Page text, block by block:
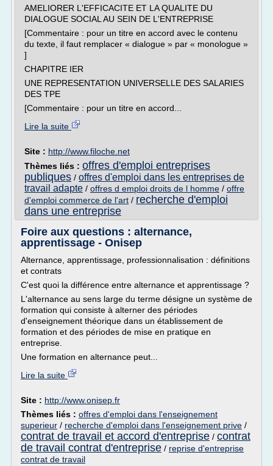
AMELIORER L'EFFICACITE ET LA QUALITE DU
DIALOGUE SOCIAL AU SEIN DE L'ENTREPRISE
[Commentaire : pour un titre en accord avec le contenu
du texte, il faut remplacer « dialogue » par « monologue »
]
CHAPITRE IER
UNE REPRESENTATION UNIVERSELLE DES SALARIES
DES TPE
[Commentaire : pour un titre en accord...
Lire la suite
Site : http://www.filoche.net
Thèmes liés : offres d'emploi entreprises
publiques / offres d'emploi dans les entreprises de
travail adapte / offres d emploi droits de l homme / offre
d'emploi commerce de l'art / recherche d'emploi
dans une entreprise
Foire aux questions : alternance,
apprentissage - Onisep
Alternance, apprentissage, professionnalisation : définitions
et contrats
C'est quoi la différence entre alternance et apprentissage ?
L'alternance au sens large du terme désigne un système de
formation qui consiste à alterner des périodes
d'enseignement théorique dans un établissement de
formation et des périodes de mise en pratique en
entreprise.
Une formation en alternance peut...
Lire la suite
Site : http://www.onisep.fr
Thèmes liés : offres d'emploi dans l'enseignement
superieur / recherche d'emploi dans l'enseignement prive /
contrat de travail et accord d'entreprise / contrat
de travail contrat d'entreprise / reprise d'entreprise
contrat de travail